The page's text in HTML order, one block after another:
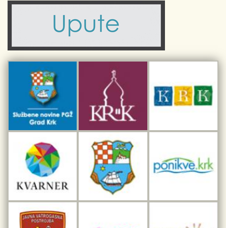
Civilni sektor (arhiva udruga)
Sport i rekreacija
Turistička zajednica otoka Krka
Kulturno-turistička ruta Putovima Frankopana
Dar iz Krka
Interpretacijski centar pomorske baštine